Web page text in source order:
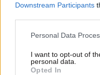
Downstream Participants
Please note that this
not limited to your visit or
grant or deny consent to
Personal Data
I want to opt-out of
personal data.
Opted In